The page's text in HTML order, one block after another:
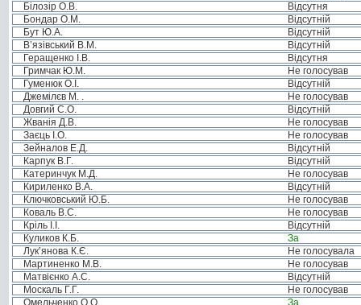
Білозір О.В.
Відсутня
Бондар О.М.
Відсутній
Бут Ю.А.
Відсутній
В’язівський В.М.
Відсутній
Геращенко І.В.
Відсутня
Гримчак Ю.М.
Не голосував
Гуменюк О.І.
Відсутній
Джемілєв М. .
Не голосував
Довгий С.О.
Відсутній
Жванія Д.В.
Не голосував
Заєць І.О.
Не голосував
Зейналов Е.Д.
Відсутній
Карпук В.Г.
Відсутній
Катеринчук М.Д.
Не голосував
Кириленко В.А.
Відсутній
Ключковський Ю.Б.
Не голосував
Коваль В.С.
Не голосував
Кріль І.І.
Відсутній
Куликов К.Б.
За
Лук’янова К.Є.
Не голосувала
Мартиненко М.В.
Не голосував
Матвієнко А.С.
Відсутній
Москаль Г.Г.
Не голосував
Омельченко О.О.
За